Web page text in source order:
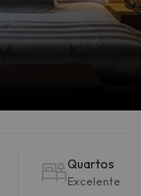
Quartos
Excelente